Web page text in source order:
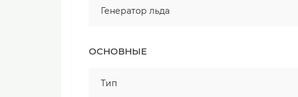
Генератор льда
ОСНОВНЫЕ
Тип